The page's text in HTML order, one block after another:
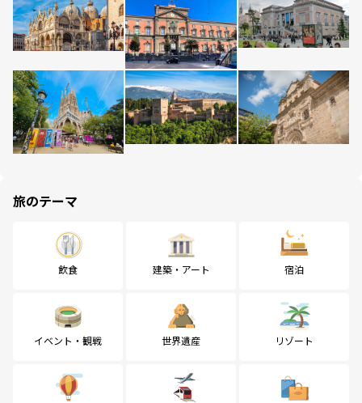
旅のテーマ
飲食 建築・アート 宿泊
イベント・観戦 世界遺産 リゾート